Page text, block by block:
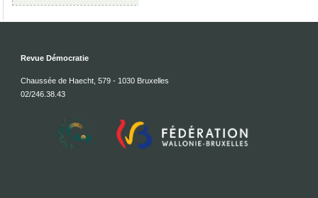
Revue Démocratie
Chaussée de Haecht, 579 - 1030 Bruxelles
02/246.38.43